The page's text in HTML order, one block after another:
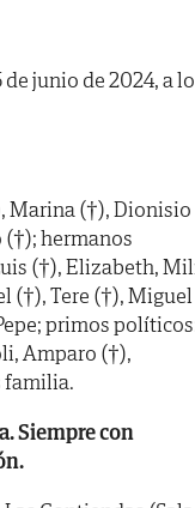
junio de 2024, a
Marina (†), Dionisio
(†); hermanos
(†), Elizabeth,
(†), Tere (†), Miguel
primos
Amparo (†),
familia.
Siempre con